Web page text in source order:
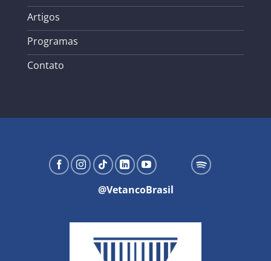
Artigos
Programas
Contato
@VetancoBrasil